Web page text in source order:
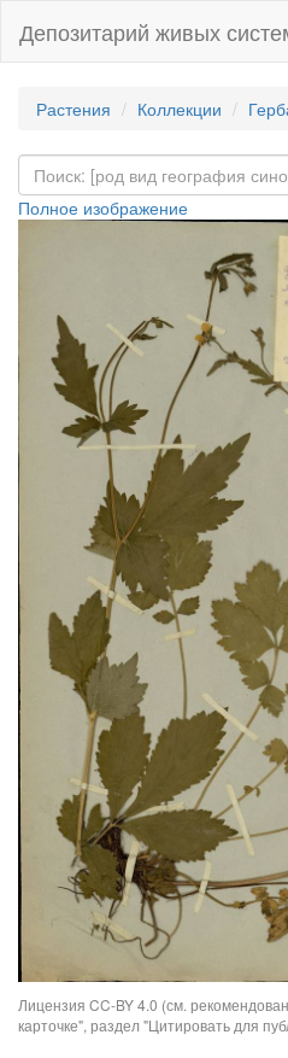
Депозитарий живых
Растения Коллекции
Полное изображение
Лицензия CC-BY 4.0 (см.
карточке", раздел "Цитировать для